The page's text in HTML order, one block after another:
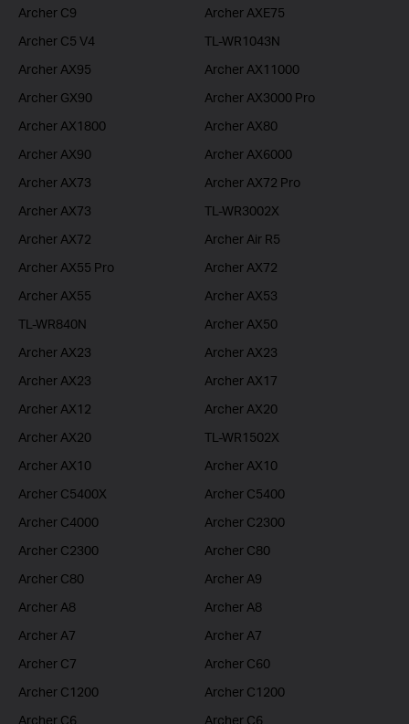
Archer C9
Archer AXE75
Archer C5 V4
TL-WR1043N
Archer AX95
Archer AX11000
Archer GX90
Archer AX3000 Pro
Archer AX1800
Archer AX80
Archer AX90
Archer AX6000
Archer AX73
Archer AX72 Pro
Archer AX73
TL-WR3002X
Archer AX72
Archer Air R5
Archer AX55 Pro
Archer AX72
Archer AX55
Archer AX53
TL-WR840N
Archer AX50
Archer AX23
Archer AX23
Archer AX23
Archer AX17
Archer AX12
Archer AX20
Archer AX20
TL-WR1502X
Archer AX10
Archer AX10
Archer C5400X
Archer C5400
Archer C4000
Archer C2300
Archer C2300
Archer C80
Archer C80
Archer A9
Archer A8
Archer A8
Archer A7
Archer A7
Archer C7
Archer C60
Archer C1200
Archer C1200
Archer C6
Archer C6